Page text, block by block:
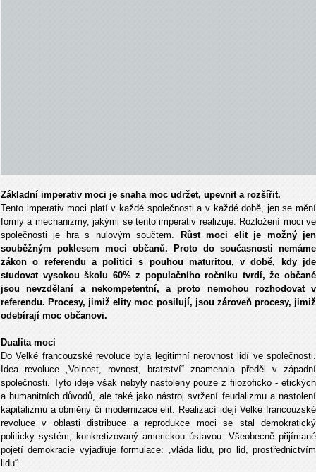
Základní imperativ moci je snaha moc udržet, upevnit a rozšířit.
Tento imperativ moci platí v každé společnosti a v každé době, jen se mění
formy a mechanizmy, jakými se tento imperativ realizuje. Rozložení moci ve
společnosti je hra s nulovým součtem.
Růst moci elit je možný jen
souběžným poklesem moci občanů. Proto do současnosti nemáme
zákon o referendu a politici s pouhou maturitou, v době, kdy jde
studovat vysokou školu 60% z populačního ročníku tvrdí, že občané
jsou nevzdělaní a nekompetentní, a proto nemohou rozhodovat v
referendu. Procesy, jimiž elity moc posilují, jsou zároveň procesy, jimiž
odebírají moc občanovi.
Dualita moci
Do Velké francouzské revoluce byla legitimní nerovnost lidí ve společnosti.
Idea revoluce „Volnost, rovnost, bratrství“ znamenala předěl v západní
společnosti. Tyto ideje však nebyly nastoleny pouze z filozoficko - etických
a humanitních důvodů, ale také jako nástroj svržení feudalizmu a nastolení
kapitalizmu a obměny či modernizace elit. Realizací idejí Velké francouzské
revoluce v oblasti distribuce a reprodukce moci se stal demokratický
politicky systém, konkretizovaný americkou ústavou. Všeobecně přijímané
pojetí demokracie vyjadřuje formulace: „vláda lidu, pro lid, prostřednictvím
lidu“.